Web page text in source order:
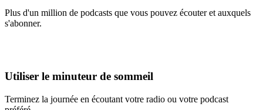
Plus d'un million de podcasts que vous pouvez écouter et auxquels
s'abonner.
Utiliser le minuteur de sommeil
Terminez la journée en écoutant votre radio ou votre podcast